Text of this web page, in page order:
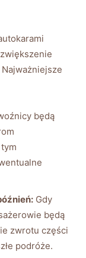
będą
Gdy
będą
zwrotu części
podróże.